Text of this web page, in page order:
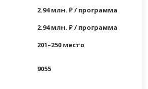
2.94 млн. ₽ / программа
2.94 млн. ₽ / программа
201–250 место
9055